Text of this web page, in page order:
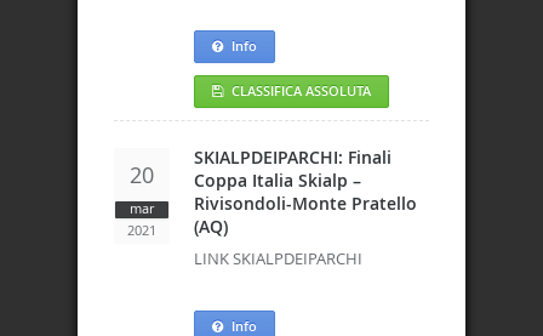
Info
CLASSIFICA ASSOLUTA
20
mar
2021
SKIALPDEIPARCHI: Finali
Coppa Italia Skialp –
Rivisondoli-Monte Pratello
(AQ)
LINK SKIALPDEIPARCHI
Info